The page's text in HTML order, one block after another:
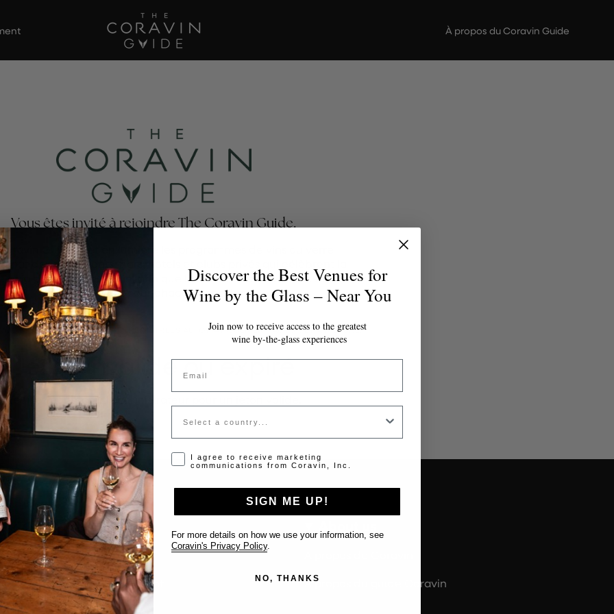
À propos du Coravin Guide
Vous êtes invité à rejoindre The Coravin Guide.
Guide met en lumière les programmes de vins au verre
par des restaurants, bars, hôtels et clubs privés qui célèbrent la
et la découverte du vin, afin que les amateurs de vin trouvent le
verre parfait pour chaque occasion.
VOS MODIFICATIONS SONT ENREGISTRÉES AUTOMATIQUEMENT AU FUR ET À MESURE.
Jeton invalide ou expiré
Veuillez contacter l'administrateur pour un jeton valide.
Support
Nous contacter
Inscrire votre établissement
FAQ
À propos du guide Coravin
Discover the Best Venues for
Wine by the Glass – Near You
Join now to receive access to the greatest
wine by-the-glass experiences
Email
Country
Opt-in disclaimer
I agree to receive marketing
communications from Coravin, Inc.
SIGN ME UP!
For more details on how we use your information, see
Coravin's Privacy Policy
NO, THANKS